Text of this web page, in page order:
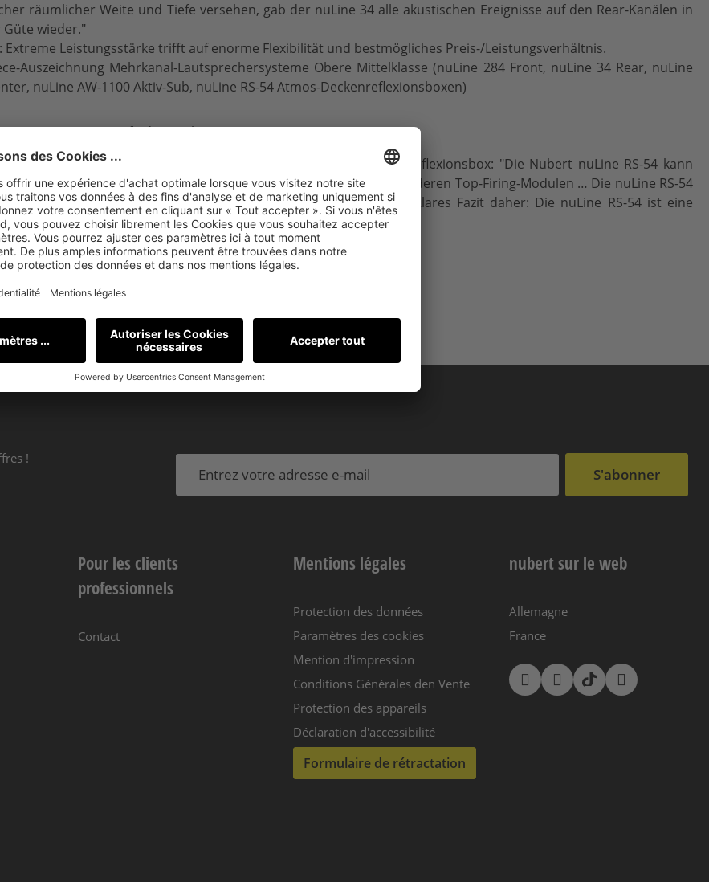
räumlicher Weite und Tiefe versehen, gab der nuLine 34 alle akustischen Ereignisse auf den Rear-Kanälen in
wieder."
Extreme Leistungsstärke trifft auf enorme Flexibilität und bestmögliches Preis-/Leistungsverhältnis.
Auszeichnung Mehrkanal-Lautsprechersysteme Obere Mittelklasse(nuLine 284 Front, nuLine 34 Rear, nuLine
nuLine AW-1100 Aktiv-Sub, nuLine RS-54 Atmos-Deckenreflexionsboxen)
Test vom 2.8.2016 finden Siehier ...
bekam speziell unsere brandneue RS-54 Dolby Atmos Deckenreflexionsbox: "Die Nubert nuLine RS-54 kann
kompakte Boxen einsetzen. Das unterscheidet sie von anderen Top-Firing-Modulen … Die nuLine RS-54
einer akustisch angenehmen, sehr dynamischen Wiedergabe … Klares Fazit daher: Die nuLine RS-54 ist eine
Box und damit über jeden akustischen Zweifel erhaben."
nuLine 284
!
S'abonner
Pour les clients
professionnels
Contact
Mentions légales
Protection des données
Paramètres des cookies
Mention d'impression
Conditions Générales den Vente
Protection des appareils
Déclaration d'accessibilité
Formulaire de rétractation
nubert sur le web
Allemagne
France